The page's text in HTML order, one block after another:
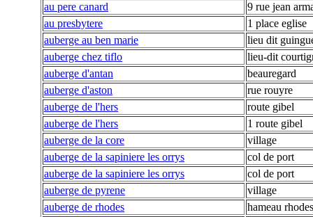
au pere canard
9 rue jean
au presbytere
1 place eglise
auberge au ben marie
lieu dit
auberge chez tiflo
lieu-dit
auberge d'antan
beauregard
auberge d'aston
rue rouyre
auberge de l'hers
route gibel
auberge de l'hers
1 route gibel
auberge de la core
village
auberge de la sapiniere les orrys
col de port
auberge de la sapiniere les orrys
col de port
auberge de pyrene
village
auberge de rhodes
hameau rhodes